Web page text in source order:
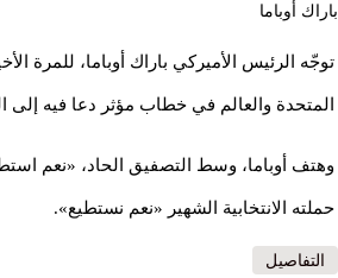
باراك أوباما
توجّه الرئيس الأميركي باراك أوباما، للمرة
المتحدة والعالم في خطاب مؤثر دعا فيه إلى
وهتف أوباما، وسط التصفيق الحاد، «نعم
حملته الانتخابية الشهير «نعم نستطيع».
التفاصيل